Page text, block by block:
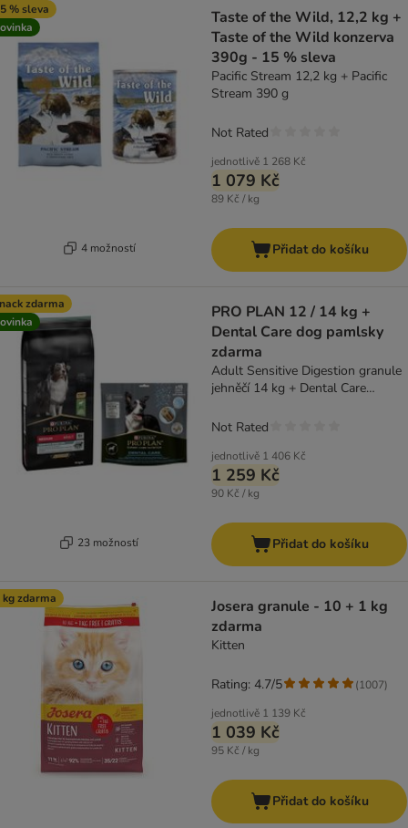
% sleva
4 možností
Taste of the Wild, 12,2 kg +
Taste of the Wild konzerva
390g - 15 % sleva
Pacific Stream 12,2 kg + Pacific
Stream 390 g
jednotlivě 1 268 Kč
1 079 Kč
89 Kč / kg
Not Rated
Přidat do košíku
zdarma
23 možností
PRO PLAN 12 / 14 kg +
Dental Care dog pamlsky
zdarma
Adult Sensitive Digestion granule
jehněčí 14 kg + Dental Care
jednotlivě 1 406 Kč
1 259 Kč
90 Kč / kg
Not Rated
Přidat do košíku
kg zdarma
Josera granule - 10 + 1 kg
zdarma
Kitten
jednotlivě 1 139 Kč
1 039 Kč
95 Kč / kg
Rating: 4.7/5 (1007)
Přidat do košíku